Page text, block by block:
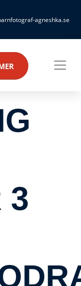
agneshka.se
3